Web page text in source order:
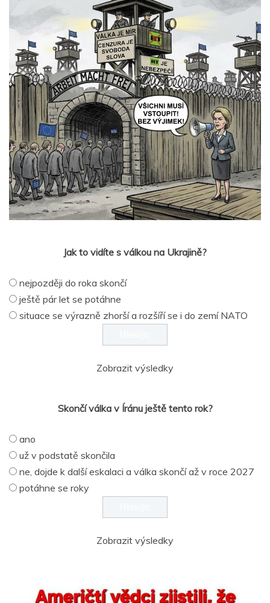
Jak to vidíte s válkou na Ukrajině?
nejpozději do roka skončí
ještě pár let se potáhne
situace se výrazně zhorší a rozšíří se i do zemí NATO
Zobrazit výsledky
Skončí válka v Íránu ještě tento rok?
ano
už v podstatě skončila
ne, dojde k další eskalaci a válka skončí až v roce 2027
potáhne se roky
Zobrazit výsledky